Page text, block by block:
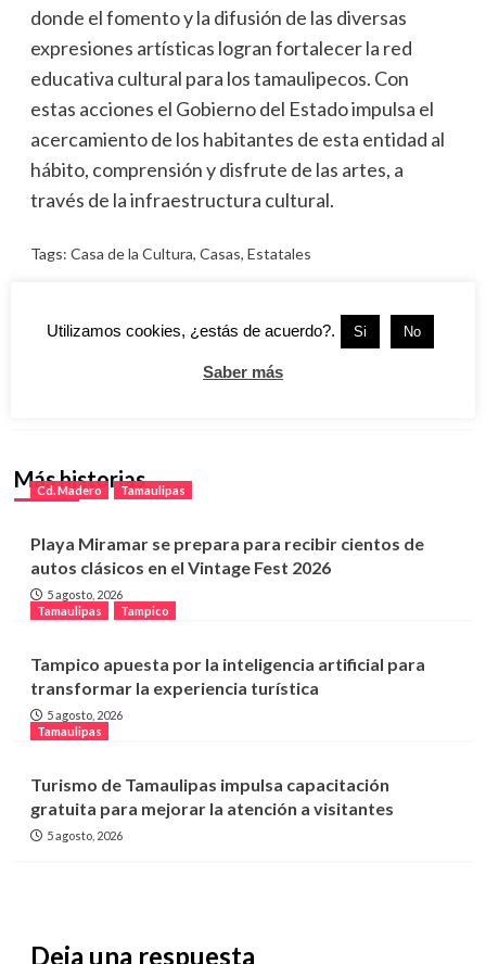
donde el fomento y la difusión de las diversas
expresiones artísticas logran fortalecer la red
educativa cultural para los tamaulipecos. Con
estas acciones el Gobierno del Estado impulsa el
acercamiento de los habitantes de esta entidad al
hábito, comprensión y disfrute de las artes, a
través de la infraestructura cultural.
Tags: Casa de la Cultura, Casas, Estatales
de
Asignan 5 patrullas Para la Vigilancia en Madero
Más historias
Cd. Madero Tamaulipas
Playa Miramar se prepara para recibir cientos de
autos clásicos en el Vintage Fest 2026
5 agosto, 2026
Tamaulipas
Tampico
Tampico apuesta por la inteligencia artificial para
transformar la experiencia turística
5 agosto, 2026
Tamaulipas
Turismo de Tamaulipas impulsa capacitación
gratuita para mejorar la atención a visitantes
5 agosto, 2026
Deja una respuesta
Utilizamos cookies, ¿estás de acuerdo?. Si No
Saber más